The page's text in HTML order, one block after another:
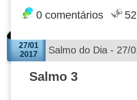
0 comentários
27/01
2017
Salmo do Dia - 27/
Salmo 3